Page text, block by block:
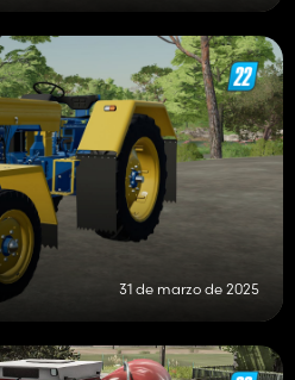
31 de marzo de 2025